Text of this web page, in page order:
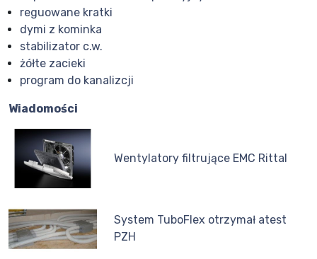
reguowane kratki
dymi z kominka
stabilizator c.w.
żółte zacieki
program do kanalizcji
Wiadomości
Wentylatory filtrujące EMC Rittal
System TuboFlex otrzymał atest
PZH